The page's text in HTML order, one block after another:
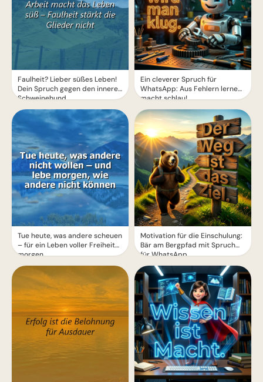
Faulheit? Lieber süßes Leben!
Dein Spruch gegen den inneren
Schweinehund
Tue heute, was andere scheuen
– für ein Leben voller Freiheit
morgen.
Ein cleverer Spruch für
WhatsApp: Aus Fehlern lernen
macht schlau!
Motivation für die Einschulung:
Bär am Bergpfad mit Spruch
für WhatsApp